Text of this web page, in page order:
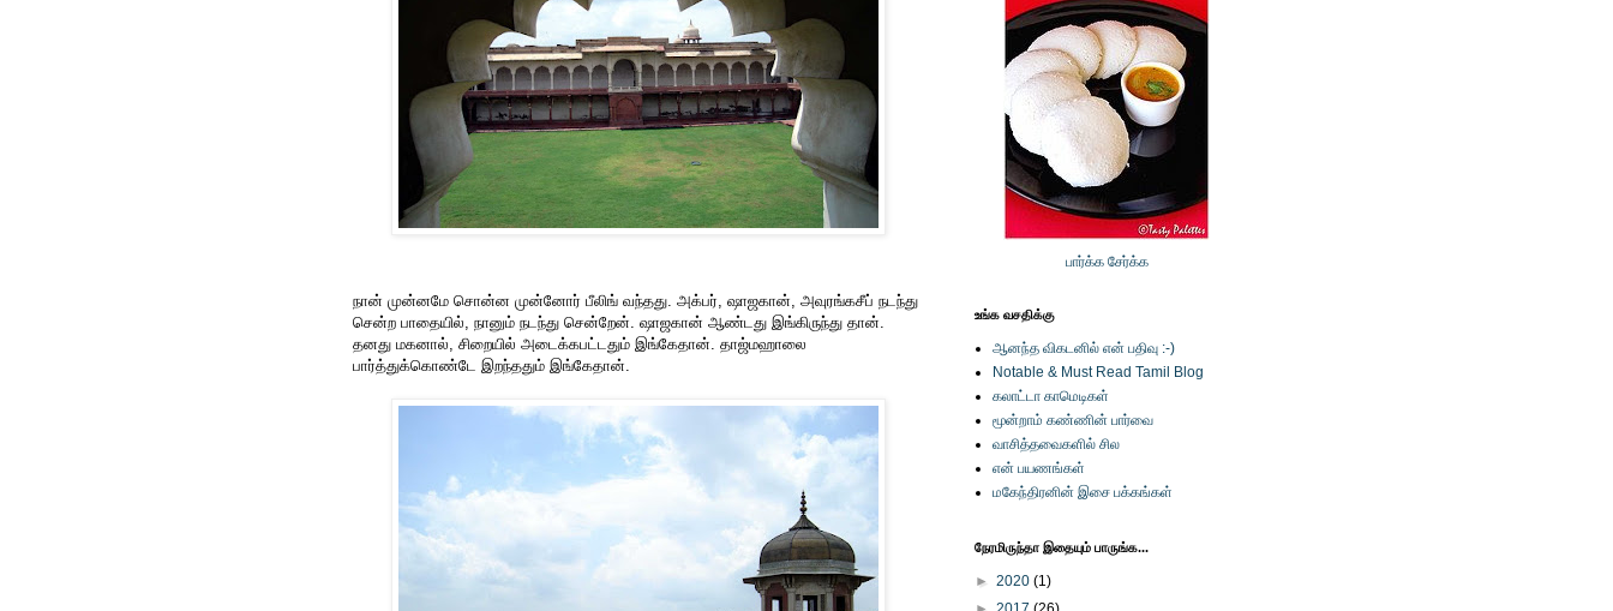
நான் முன்னமே சொன்ன முன்னோர் பீலிங் வந்தது. அக்பர், ஷாஜகான், அவுரங்கசீப் நடந்து
சென்ற பாதையில், நானும் நடந்து சென்றேன். ஷாஜகான் ஆண்டது இங்கிருந்து தான்.
தனது மகனால், சிறையில் அடைக்கபட்டதும் இங்கேதான். தாஜ்மஹாலை
பார்த்துக்கொண்டே இறந்ததும் இங்கேதான்.
பார்க்க சேர்க்க
உங்க வசதிக்கு
ஆனந்த விகடனில் என் பதிவு :-)
Notable & Must Read Tamil Blog
கலாட்டா காமெடிகள்
மூன்றாம் கண்ணின் பார்வை
வாசித்தவைகளில் சில
என் பயணங்கள்
மகேந்திரனின் இசை பக்கங்கள்
நேரமிருந்தா இதையும் பாருங்க...
► 2020 (1)